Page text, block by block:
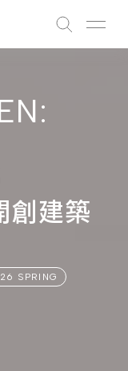
創建築
SPRING